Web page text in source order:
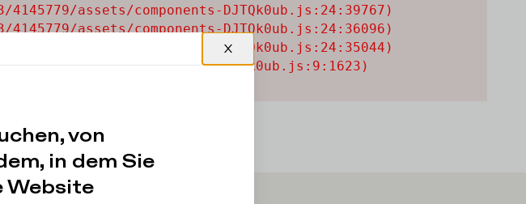
assets/components-DJTQk0ub.js:24:39767)
assets/components-DJTQk0ub.js:24:36096)
assets/components-DJTQk0ub.js:24:35044)
assets/components-DJTQk0ub.js:9:1623)
von
in dem Sie
Website